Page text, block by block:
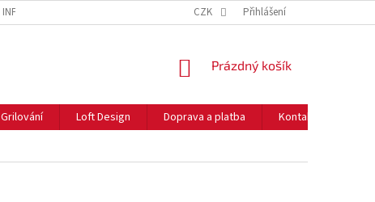
INFORMACE O COOKIES NEJČASTĚJŠÍ OTÁZKY
CZK Přihlášení
NÁKUPNÍ
Prázdný košík
Grilování Loft Design Doprava a platba Kontakty